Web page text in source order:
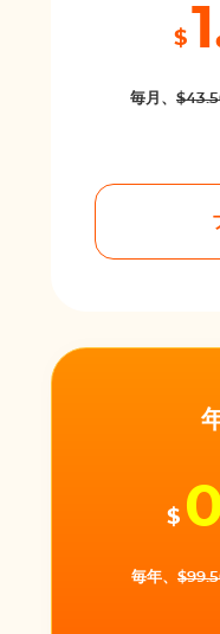
$
毎月、
$
毎年、